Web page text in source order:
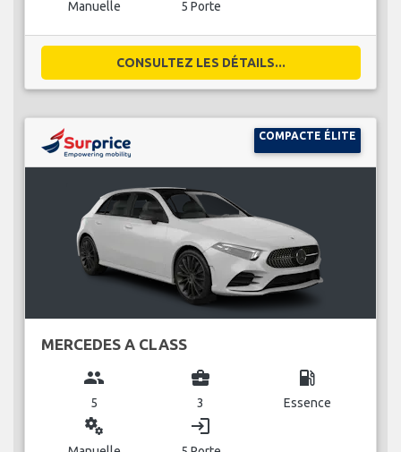
Manuelle 5 Porte
CONSULTEZ LES DÉTAILS...
COMPACTE ÉLITE
MERCEDES A CLASS
group
5
business_center
3
local_gas_station
Essence
miscellaneous_services login